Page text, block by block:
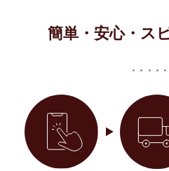
簡単・安心・ス